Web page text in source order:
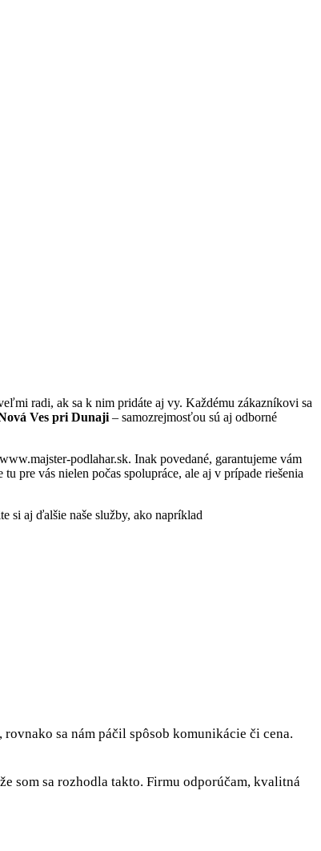
radi, ak sa k nim pridáte aj vy. Každému zákazníkovi sa
Ves pri Dunaji – samozrejmosťou sú aj odborné
podlahar.sk. Inak povedané, garantujeme vám
pre vás nielen počas spolupráce, ale aj v prípade riešenia
si aj ďalšie naše služby, ako napríklad
sa nám páčil spôsob komunikácie či cena.
som sa rozhodla takto. Firmu odporúčam, kvalitná